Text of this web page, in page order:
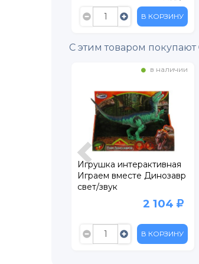
В КОРЗИНУ
С этим товаром покупают
в наличии
Игрушка интерактивная
Играем вместе Динозавр
свет/звук
2 104
В КОРЗИНУ